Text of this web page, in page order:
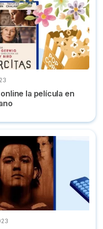
la película en
Netflix, HBO Max,